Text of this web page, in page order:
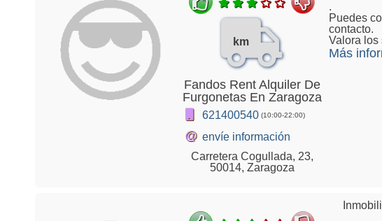
km
Fandos Rent Alquiler De
Furgonetas En Zaragoza
621400540 (10:00-22:00)
@ envíe información
Carretera Cogullada, 23,
50014, Zaragoza
.
Puedes
contacto.
Valora los
Más